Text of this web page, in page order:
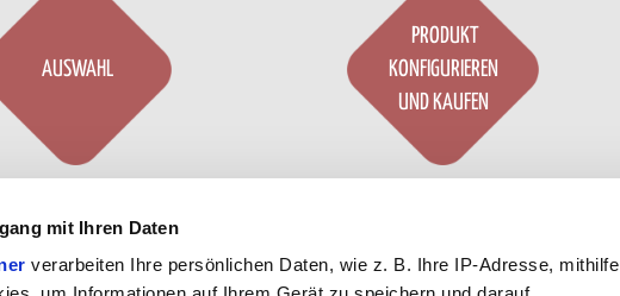
mit Ihren Daten
verarbeiten Ihre persönlichen Daten, wie z. B. Ihre IP-Adresse, mithilfe
AUSWAHL
IhrerBedürfnisse
Konfigurator.
PRODUKT
KONFIGURIEREN
UND KAUFEN
our configurator.